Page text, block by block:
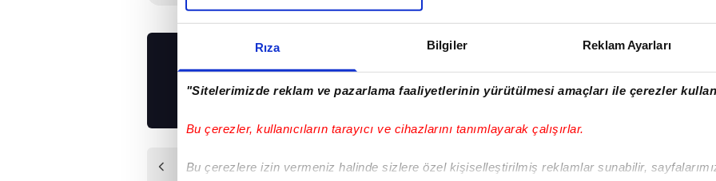
Rıza Bilgiler Reklam Ayarları
"Sitelerimizde reklam ve pazarlama faaliyetlerinin yürütülmesi amaçları ile çerezler
Bu çerezler, kullanıcıların tarayıcı ve cihazlarını tanımlayarak çalışırlar.
Bu çerezlere izin vermeniz halinde sizlere özel kişiselleştirilmiş reklamlar sunabilir,
UYGULAMALARIMIZI
İNDİRİN!
Önceki Haber
Sonraki Haber